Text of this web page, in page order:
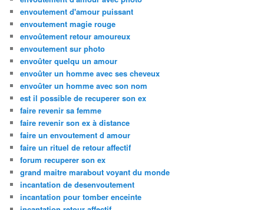
envoutement d'amour puissant
envoutement magie rouge
envoûtement retour amoureux
envoutement sur photo
envoûter quelqu un amour
envoûter un homme avec ses cheveux
envoûter un homme avec son nom
est il possible de recuperer son ex
faire revenir sa femme
faire revenir son ex à distance
faire un envoutement d amour
faire un rituel de retour affectif
forum recuperer son ex
grand maitre marabout voyant du monde
incantation de desenvoutement
incantation pour tomber enceinte